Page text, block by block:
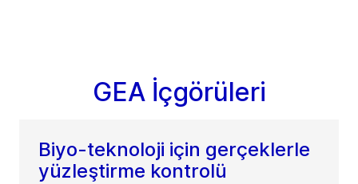
GEA İçgörüleri
Biyo-teknoloji için gerçeklerle
yüzleştirme kontrolü